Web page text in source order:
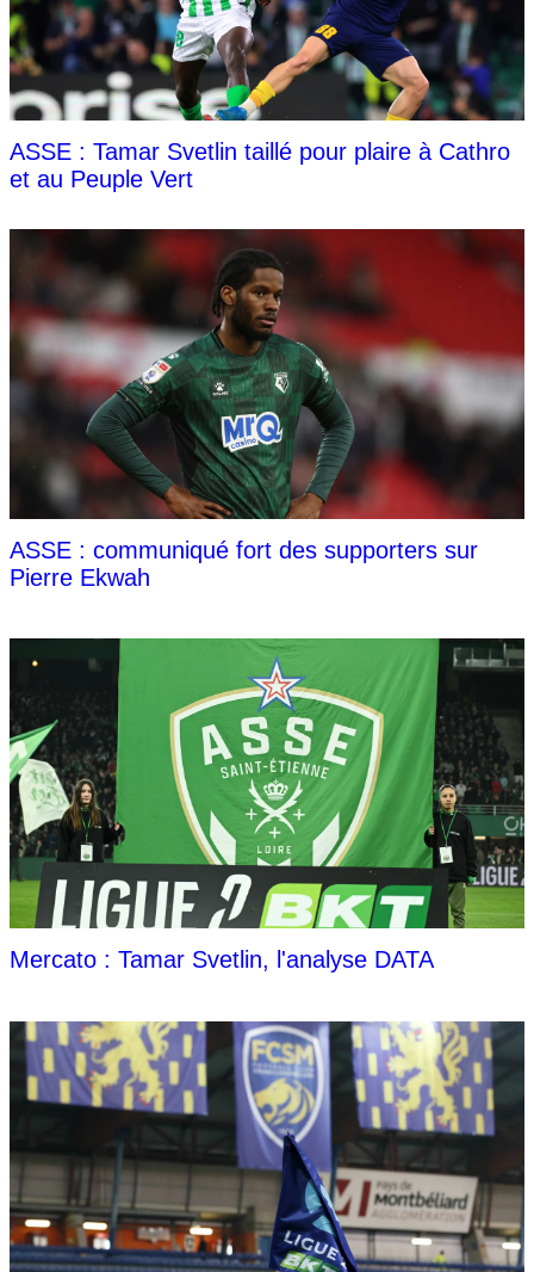
ASSE : Tamar Svetlin taillé pour plaire à Cathro
et au Peuple Vert
ASSE : communiqué fort des supporters sur
Pierre Ekwah
Mercato : Tamar Svetlin, l'analyse DATA